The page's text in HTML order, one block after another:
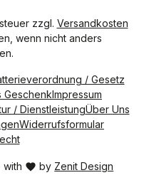
zzgl. Versandkosten
wenn nicht anders
by Zenit Design
/ Gesetz
GeschenkImpressum
/ DienstleistungÜber Uns
Widerrufsformular